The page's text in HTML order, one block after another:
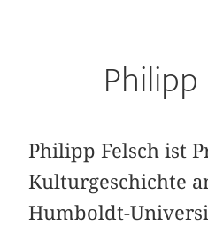
Philipp Felsch ist
Kulturgeschichte
Humboldt-­